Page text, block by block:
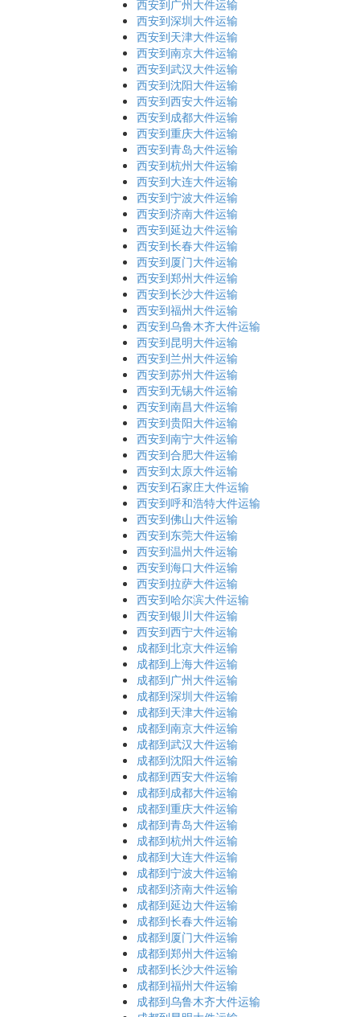
西安到广州大件运输
西安到深圳大件运输
西安到天津大件运输
西安到南京大件运输
西安到武汉大件运输
西安到沈阳大件运输
西安到西安大件运输
西安到成都大件运输
西安到重庆大件运输
西安到青岛大件运输
西安到杭州大件运输
西安到大连大件运输
西安到宁波大件运输
西安到济南大件运输
西安到延边大件运输
西安到长春大件运输
西安到厦门大件运输
西安到郑州大件运输
西安到长沙大件运输
西安到福州大件运输
西安到乌鲁木齐大件运输
西安到昆明大件运输
西安到兰州大件运输
西安到苏州大件运输
西安到无锡大件运输
西安到南昌大件运输
西安到贵阳大件运输
西安到南宁大件运输
西安到合肥大件运输
西安到太原大件运输
西安到石家庄大件运输
西安到呼和浩特大件运输
西安到佛山大件运输
西安到东莞大件运输
西安到温州大件运输
西安到海口大件运输
西安到拉萨大件运输
西安到哈尔滨大件运输
西安到银川大件运输
西安到西宁大件运输
成都到北京大件运输
成都到上海大件运输
成都到广州大件运输
成都到深圳大件运输
成都到天津大件运输
成都到南京大件运输
成都到武汉大件运输
成都到沈阳大件运输
成都到西安大件运输
成都到成都大件运输
成都到重庆大件运输
成都到青岛大件运输
成都到杭州大件运输
成都到大连大件运输
成都到宁波大件运输
成都到济南大件运输
成都到延边大件运输
成都到长春大件运输
成都到厦门大件运输
成都到郑州大件运输
成都到长沙大件运输
成都到福州大件运输
成都到乌鲁木齐大件运输